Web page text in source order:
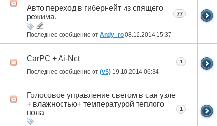
Авто переход в гибернейт из спящего
режима.
Последнее сообщение от Andy_ro 08.12.2014 15:37
77
CarPC + Ai-Net
Последнее сообщение от (vS) 19.10.2014 06:34
1
Голосовое управление светом в сан узле
+ влажностью+ температурой теплого
пола
1